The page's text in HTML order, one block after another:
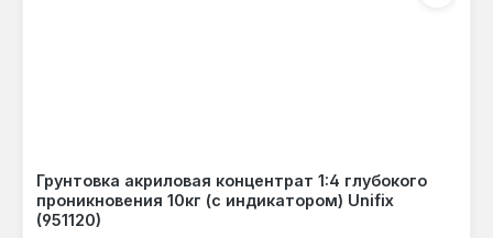
Грунтовка акриловая концентрат 1:4 глубокого
проникновения 10кг (с индикатором) Unifix
(951120)